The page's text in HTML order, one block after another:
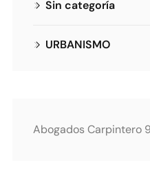
Sin categoría
URBANISMO
Abogados Carpintero